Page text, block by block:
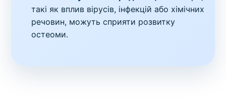
такі як вплив вірусів, інфекцій або хімічних
речовин, можуть сприяти розвитку
остеоми.